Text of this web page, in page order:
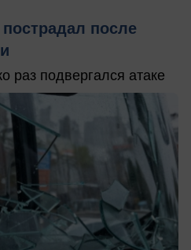
после
раз подвергался атаке